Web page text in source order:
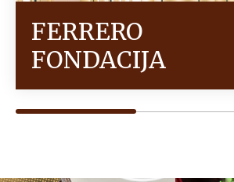
FERRERO
FONDACIJA